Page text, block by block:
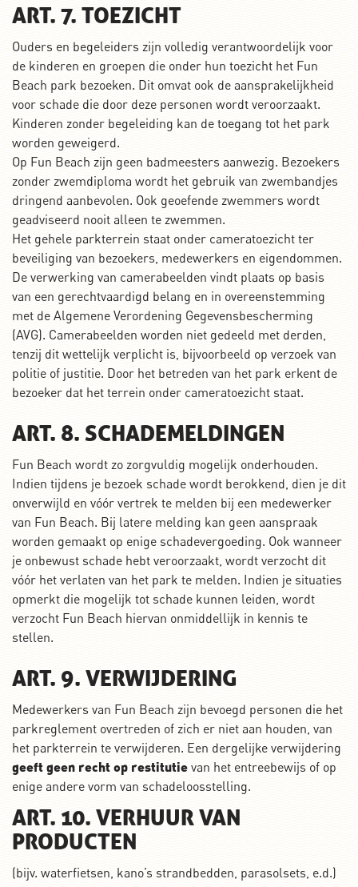
ART. 7. TOEZICHT
Ouders en begeleiders zijn volledig verantwoordelijk voor
de kinderen en groepen die onder hun toezicht het Fun
Beach park bezoeken. Dit omvat ook de aansprakelijkheid
voor schade die door deze personen wordt veroorzaakt.
Kinderen zonder begeleiding kan de toegang tot het park
worden geweigerd.
Op Fun Beach zijn geen badmeesters aanwezig. Bezoekers
zonder zwemdiploma wordt het gebruik van zwembandjes
dringend aanbevolen. Ook geoefende zwemmers wordt
geadviseerd nooit alleen te zwemmen.
Het gehele parkterrein staat onder cameratoezicht ter
beveiliging van bezoekers, medewerkers en eigendommen.
De verwerking van camerabeelden vindt plaats op basis
van een gerechtvaardigd belang en in overeenstemming
met de Algemene Verordening Gegevensbescherming
(AVG). Camerabeelden worden niet gedeeld met derden,
tenzij dit wettelijk verplicht is, bijvoorbeeld op verzoek van
politie of justitie. Door het betreden van het park erkent de
bezoeker dat het terrein onder cameratoezicht staat.
ART. 8. SCHADEMELDINGEN
Fun Beach wordt zo zorgvuldig mogelijk onderhouden.
Indien tijdens je bezoek schade wordt berokkend, dien je dit
onverwijld en vóór vertrek te melden bij een medewerker
van Fun Beach. Bij latere melding kan geen aanspraak
worden gemaakt op enige schadevergoeding. Ook wanneer
je onbewust schade hebt veroorzaakt, wordt verzocht dit
vóór het verlaten van het park te melden. Indien je situaties
opmerkt die mogelijk tot schade kunnen leiden, wordt
verzocht Fun Beach hiervan onmiddellijk in kennis te
stellen.
ART. 9. VERWIJDERING
Medewerkers van Fun Beach zijn bevoegd personen die het
parkreglement overtreden of zich er niet aan houden, van
het parkterrein te verwijderen. Een dergelijke verwijdering
geeft geen recht op restitutie van het entreebewijs of op
enige andere vorm van schadeloosstelling.
ART. 10. VERHUUR VAN
PRODUCTEN
(bijv. waterfietsen, kano’s strandbedden, parasolsets, e.d.)